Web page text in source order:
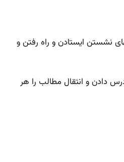
نشستن ایستادن و راه رفتن و
دادن و انتقال مطالب را هر